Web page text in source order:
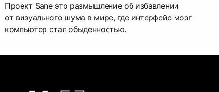
Проект Sane это размышление об избавлении
от визуального шума в мире, где интерфейс мозг-
компьютер стал обыденностью.